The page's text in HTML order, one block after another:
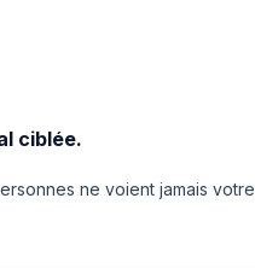
ciblée.
ne voient jamais votre